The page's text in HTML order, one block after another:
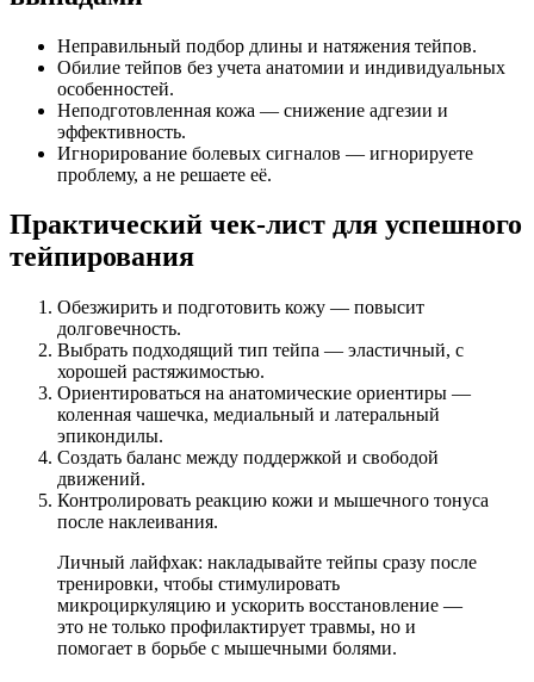
Неправильный подбор длины и натяжения тейпов.
Обилие тейпов без учета анатомии и индивидуальных
особенностей.
Неподготовленная кожа — снижение адгезии и
эффективность.
Игнорирование болевых сигналов — игнорируете
проблему, а не решаете её.
Практический чек-лист для успешного
тейпирования
Обезжирить и подготовить кожу — повысит
долговечность.
Выбрать подходящий тип тейпа — эластичный, с
хорошей растяжимостью.
Ориентироваться на анатомические ориентиры —
коленная чашечка, медиальный и латеральный
эпикондилы.
Создать баланс между поддержкой и свободой
движений.
Контролировать реакцию кожи и мышечного тонуса
после наклеивания.
Личный лайфхак: накладывайте тейпы сразу после
тренировки, чтобы стимулировать
микроциркуляцию и ускорить восстановление —
это не только профилактирует травмы, но и
помогает в борьбе с мышечными болями.